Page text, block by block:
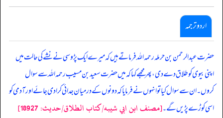
اردو ترجمہ
حضرت عبد الرحمن بن حرملہ رحمہ اللہ فرماتے ہیں کہ میرے ایک پڑوسی نے نشے کی حالت میں
اپنی بیوی کو طلاق دے دی، پھر مجھے کہا کہ میں حضرت سعید بن مسیب رحمہ اللہ سے سوال
کروں۔ ان سے سوال کیا تو انہوں نے فرمایا کہ دونوں کے درمیان جدائی کرادی جائے اور آدمی کو
اسی کوڑے پڑیں گے۔[مصنف ابن ابي شيبه/كتاب الطلاق/حدیث: 18927]